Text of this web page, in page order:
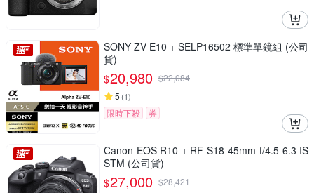
SONY ZV-E10 + SELP16502 標準單鏡組 (公司
貨)
$20,980 $22,084
5 (1)
限時下殺 券
Canon EOS R10 + RF-S18-45mm f/4.5-6.3 IS
STM (公司貨)
$27,000 $28,421